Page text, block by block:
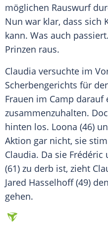
möglichen Rauswurf
Nun war klar, dass sich
kann. Was auch
Prinzen raus.
Claudia versuchte im
Scherbengerichts für
Frauen im Camp darauf
zusammenzuhalten.
hinten los. Loona (46)
Aktion gar nicht, sie
Claudia. Da sie
(61) zu derb ist, zieht
Jared Hasselhoff(49)
gehen.